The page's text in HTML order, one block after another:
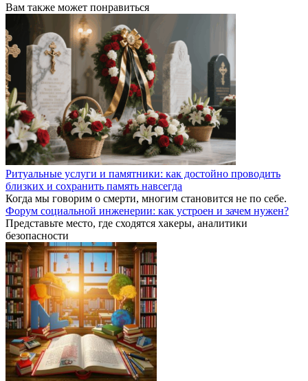
Вам также может понравиться
Ритуальные услуги и памятники: как достойно проводить
близких и сохранить память навсегда
Когда мы говорим о смерти, многим становится не по себе.
Форум социальной инженерии: как устроен и зачем нужен?
Представьте место, где сходятся хакеры, аналитики
безопасности